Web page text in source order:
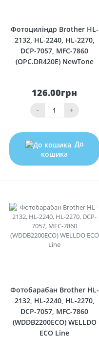
Фотоциліндр Brother HL-
2132, HL-2240, HL-2270,
DCP-7057, MFC-7860
(OPC.DR420E) NewTone
126.00грн
- +
До
кошика
Фотобарабан Brother HL-
2132, HL-2240, HL-2270,
DCP-7057, MFC-7860
(WDDB2200ECO) WELLDO
ECO Line